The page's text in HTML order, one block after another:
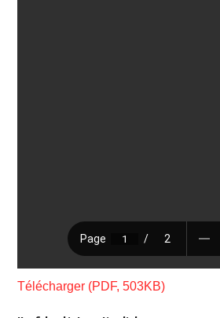
Télécharger (PDF, 503KB)